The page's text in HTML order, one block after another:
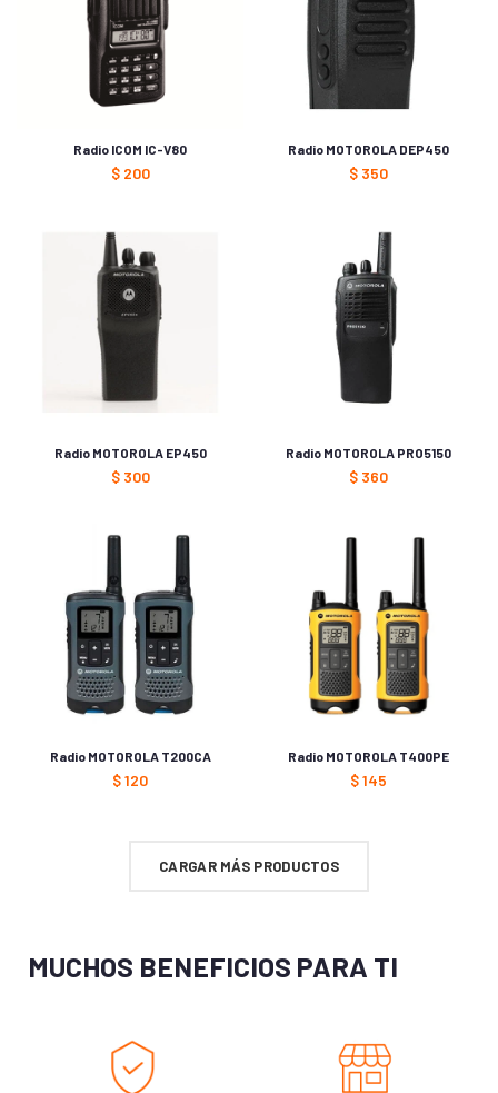
Radio ICOM IC-V80
$200
Radio MOTOROLA DEP450
$350
Radio MOTOROLA EP450
$300
Radio MOTOROLA PRO5150
$360
Radio MOTOROLA T200CA
$120
Radio MOTOROLA T400PE
$145
CARGAR MÁS PRODUCTOS
MUCHOS BENEFICIOS PARA TI